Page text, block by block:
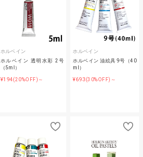
ホルベイン
ホルベイン 透明水彩 2号
（5ml）
¥194(20%OFF)～
ホルベイン
ホルベイン 油絵具 9号（40
ml）
¥693(30%OFF)～